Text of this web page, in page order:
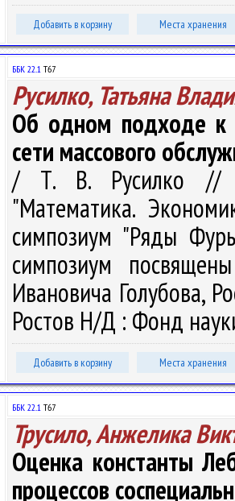
Добавить в корзину Места хранения
ББК 22..1 Т67
Русилко, Татьяна
Об одном подходе к
сети массового
/ Т. В. Русилко //
"Математика.
симпозиум "Ряды
симпозиум
Ивановича Голубова,
Ростов Н/Д : Фонд
Добавить в корзину Места хранения
ББК 22..1 Т67
Трусило, Анжелика
Оценка константы
процессов